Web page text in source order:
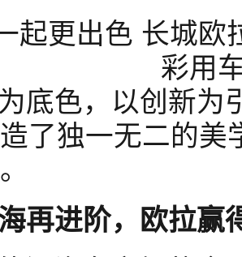
底色，以创新为
了独一无二的美
再进阶，
欧拉赢